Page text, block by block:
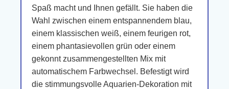
Spaß macht und Ihnen gefällt. Sie haben die
Wahl zwischen einem entspannendem blau,
einem klassischen weiß, einem feurigen rot,
einem phantasievollen grün oder einem
gekonnt zusammengestellten Mix mit
automatischem Farbwechsel. Befestigt wird
die stimmungsvolle Aquarien-Dekoration mit